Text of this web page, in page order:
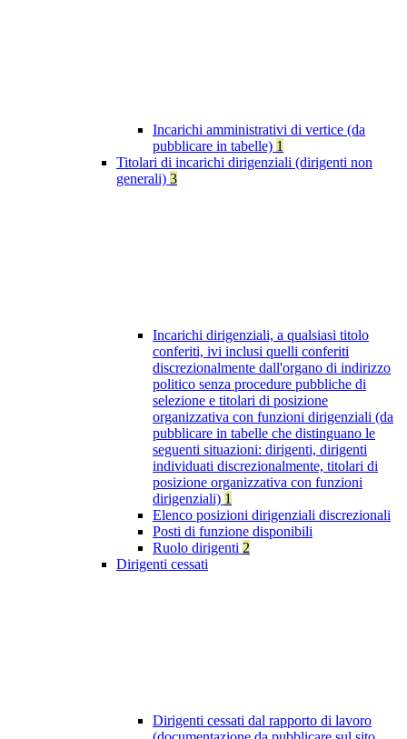
Incarichi amministrativi di vertice (da
pubblicare in tabelle) 1
Titolari di incarichi dirigenziali (dirigenti non
generali) 3
Incarichi dirigenziali, a qualsiasi titolo
conferiti, ivi inclusi quelli conferiti
discrezionalmente dall'organo di indirizzo
politico senza procedure pubbliche di
selezione e titolari di posizione
organizzativa con funzioni dirigenziali (da
pubblicare in tabelle che distinguano le
seguenti situazioni: dirigenti, dirigenti
individuati discrezionalmente, titolari di
posizione organizzativa con funzioni
dirigenziali) 1
Elenco posizioni dirigenziali discrezionali
Posti di funzione disponibili
Ruolo dirigenti 2
Dirigenti cessati
Dirigenti cessati dal rapporto di lavoro